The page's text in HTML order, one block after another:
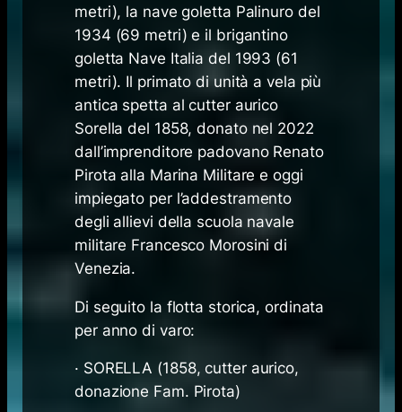
metri), la nave goletta Palinuro del
1934 (69 metri) e il brigantino
goletta Nave Italia del 1993 (61
metri). Il primato di unità a vela più
antica spetta al cutter aurico
Sorella del 1858, donato nel 2022
dall’imprenditore padovano Renato
Pirota alla Marina Militare e oggi
impiegato per l’addestramento
degli allievi della scuola navale
militare Francesco Morosini di
Venezia.
Di seguito la flotta storica, ordinata
per anno di varo:
· SORELLA (1858, cutter aurico,
donazione Fam. Pirota)